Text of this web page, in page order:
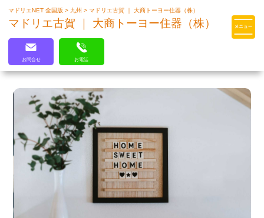
マドリエはLIXILの厳しい基準を
クリアした住まいのプロ集団です
マドリエNET 全国版> 九州>マドリエ古賀 ｜ 大商トーヨー住器（株）
マドリエ古賀 ｜ 大商トーヨー住器（株）
お問合せ お電話